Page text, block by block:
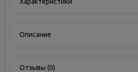
Описание
Отзывы (0)